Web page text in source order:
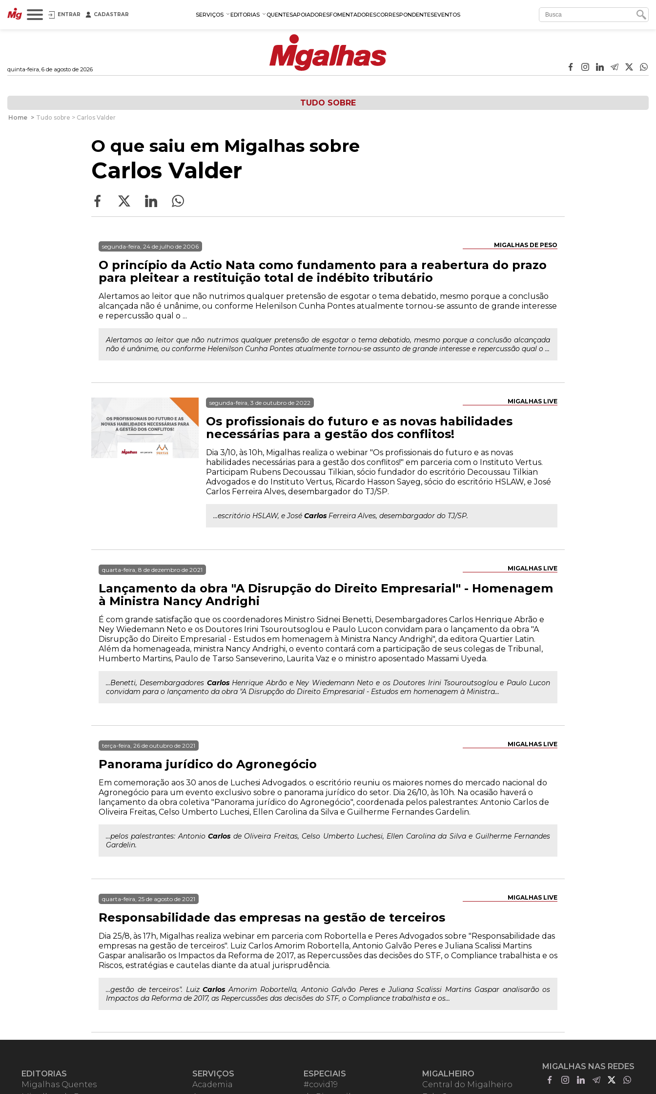
ENTRAR CADASTRAR SERVIÇOS EDITORIAS QUENTESAPOIADORESFOMENTADORESCORRESPONDENTESEVENTOS
quinta-feira, 6 de agosto de 2026
TUDO SOBRE
Home > Tudo sobre > Carlos Valder
O que saiu em Migalhas sobre
Carlos Valder
MIGALHAS DE PESO
segunda-feira, 24 de julho de 2006
O princípio da Actio Nata como fundamento para a reabertura do prazo
para pleitear a restituição total de indébito tributário
Alertamos ao leitor que não nutrimos qualquer pretensão de esgotar o tema debatido, mesmo porque a conclusão
alcançada não é unânime, ou conforme Helenilson Cunha Pontes atualmente tornou-se assunto de grande interesse
e repercussão qual o ...
Alertamos ao leitor que não nutrimos qualquer pretensão de esgotar o tema debatido, mesmo porque a conclusão alcançada
não é unânime, ou conforme Helenilson Cunha Pontes atualmente tornou-se assunto de grande interesse e repercussão qual o ...
MIGALHAS LIVE
segunda-feira, 3 de outubro de 2022
Os profissionais do futuro e as novas habilidades
necessárias para a gestão dos conflitos!
Dia 3/10, às 10h, Migalhas realiza o webinar "Os profissionais do futuro e as novas
habilidades necessárias para a gestão dos conflitos!" em parceria com o Instituto Vertus.
Participam Rubens Decoussau Tilkian, sócio fundador do escritório Decoussau Tilkian
Advogados e do Instituto Vertus, Ricardo Hasson Sayeg, sócio do escritório HSLAW, e José
Carlos Ferreira Alves, desembargador do TJ/SP.
...escritório HSLAW, e José Carlos Ferreira Alves, desembargador do TJ/SP.
MIGALHAS LIVE
quarta-feira, 8 de dezembro de 2021
Lançamento da obra "A Disrupção do Direito Empresarial" - Homenagem
à Ministra Nancy Andrighi
É com grande satisfação que os coordenadores Ministro Sidnei Benetti, Desembargadores Carlos Henrique Abrão e
Ney Wiedemann Neto e os Doutores Irini Tsouroutsoglou e Paulo Lucon convidam para o lançamento da obra "A
Disrupção do Direito Empresarial - Estudos em homenagem à Ministra Nancy Andrighi", da editora Quartier Latin.
Além da homenageada, ministra Nancy Andrighi, o evento contará com a participação de seus colegas de Tribunal,
Humberto Martins, Paulo de Tarso Sanseverino, Laurita Vaz e o ministro aposentado Massami Uyeda.
...Benetti, Desembargadores CarlosHenrique Abrão e Ney Wiedemann Neto e os Doutores Irini Tsouroutsoglou e Paulo Lucon
convidam para o lançamento da obra "A Disrupção do Direito Empresarial - Estudos em homenagem à Ministra...
MIGALHAS LIVE
terça-feira, 26 de outubro de 2021
Panorama jurídico do Agronegócio
Em comemoração aos 30 anos de Luchesi Advogados. o escritório reuniu os maiores nomes do mercado nacional do
Agronegócio para um evento exclusivo sobre o panorama jurídico do setor. Dia 26/10, às 10h. Na ocasião haverá o
lançamento da obra coletiva "Panorama jurídico do Agronegócio", coordenada pelos palestrantes: Antonio Carlos de
Oliveira Freitas, Celso Umberto Luchesi, Ellen Carolina da Silva e Guilherme Fernandes Gardelin.
...pelos palestrantes: AntonioCarlos de Oliveira Freitas, Celso Umberto Luchesi, Ellen Carolina da Silva e Guilherme Fernandes
Gardelin.
MIGALHAS LIVE
quarta-feira, 25 de agosto de 2021
Responsabilidade das empresas na gestão de terceiros
Dia 25/8, às 17h, Migalhas realiza webinar em parceria com Robortella e Peres Advogados sobre "Responsabilidade das
empresas na gestão de terceiros". Luiz Carlos Amorim Robortella, Antonio Galvão Peres e Juliana Scalissi Martins
Gaspar analisarão os Impactos da Reforma de 2017, as Repercussões das decisões do STF, o Compliance trabalhista e os
Riscos, estratégias e cautelas diante da atual jurisprudência.
...gestão de terceiros". Luiz Carlos Amorim Robortella, Antonio Galvão Peres e Juliana Scalissi Martins Gaspar analisarão os
Impactos da Reforma de 2017, as Repercussões das decisões do STF, o Compliance trabalhista e os...
EDITORIAS
Migalhas Quentes
SERVIÇOS
Academia
ESPECIAIS
#covid19
MIGALHEIRO
Central do Migalheiro
MIGALHAS NAS REDES